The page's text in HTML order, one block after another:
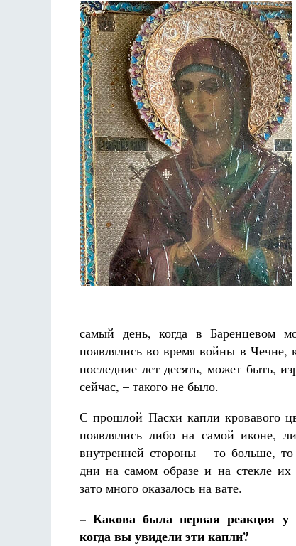
самый день, когда в Баренцевом
появлялись во время войны в Чечне,
последние лет десять, может быть,
сейчас, – такого не было.
С прошлой Пасхи капли кровавого
появлялись либо на самой иконе,
внутренней стороны – то больше,
дни на самом образе и на стекле их
зато много оказалось на вате.
– Какова была первая реакция у
когда вы увидели эти капли?
Как найти своё место в жизни
Кирилл Мурышев